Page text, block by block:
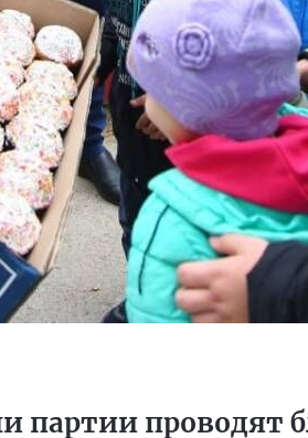
партии проводят